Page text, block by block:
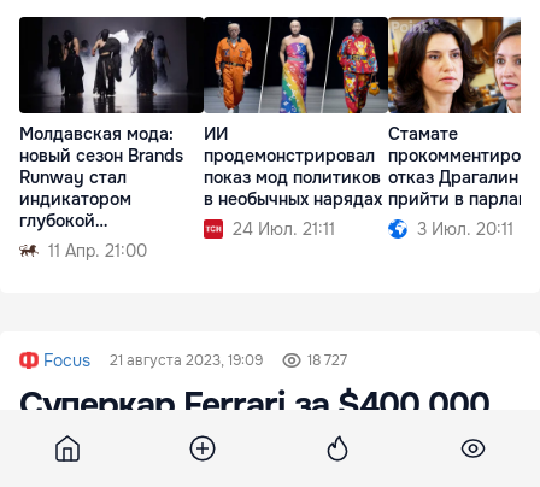
Молдавская мода:
новый сезон Brands
Runway стал
индикатором
глубокой
трансформации
11 Апр. 21:00
ИИ
продемонстрировал
показ мод политиков
в необычных нарядах
24 Июл. 21:11
Стамате
отказ Драгалин
прийти в
3 Июл. 20:11
Focus 21 августа 2023, 19:09 18 727
Суперкар Ferrari за $400 000
сгорел дотла во время езды по